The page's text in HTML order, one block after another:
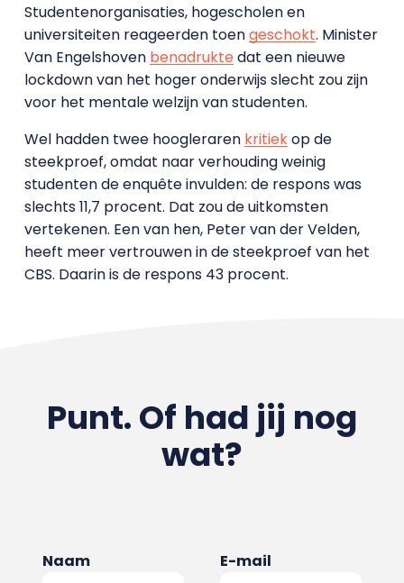
Studentenorganisaties, hogescholen en
universiteiten reageerden toengeschokt. Minister
Van Engelshoven benadruktedat een nieuwe
lockdown van het hoger onderwijs slecht zou zijn
voor het mentale welzijn van studenten.
Wel hadden twee hoogleraren kritiekop de
steekproef, omdat naar verhouding weinig
studenten de enquête invulden: de respons was
slechts 11,7 procent. Dat zou de uitkomsten
vertekenen. Een van hen, Peter van der Velden,
heeft meer vertrouwen in de steekproef van het
CBS. Daarin is de respons 43 procent.
Punt. Of had jij nog
wat?
Naam E-mail